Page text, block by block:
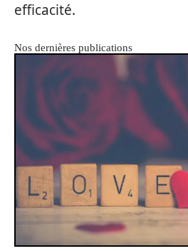
efficacité.
Nos dernières publications